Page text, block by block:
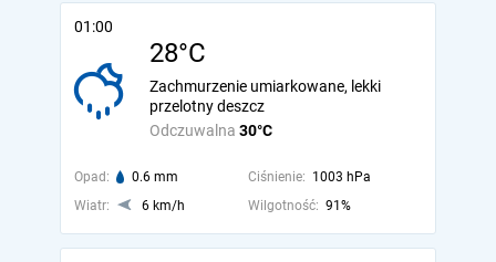
01:00
28°C
Odczuwalna 30°C
Zachmurzenie umiarkowane, lekki
przelotny deszcz
Opad: 0.6 mm Ciśnienie: 1003 hPa
Wiatr:
6 km/h Wilgotność: 91%